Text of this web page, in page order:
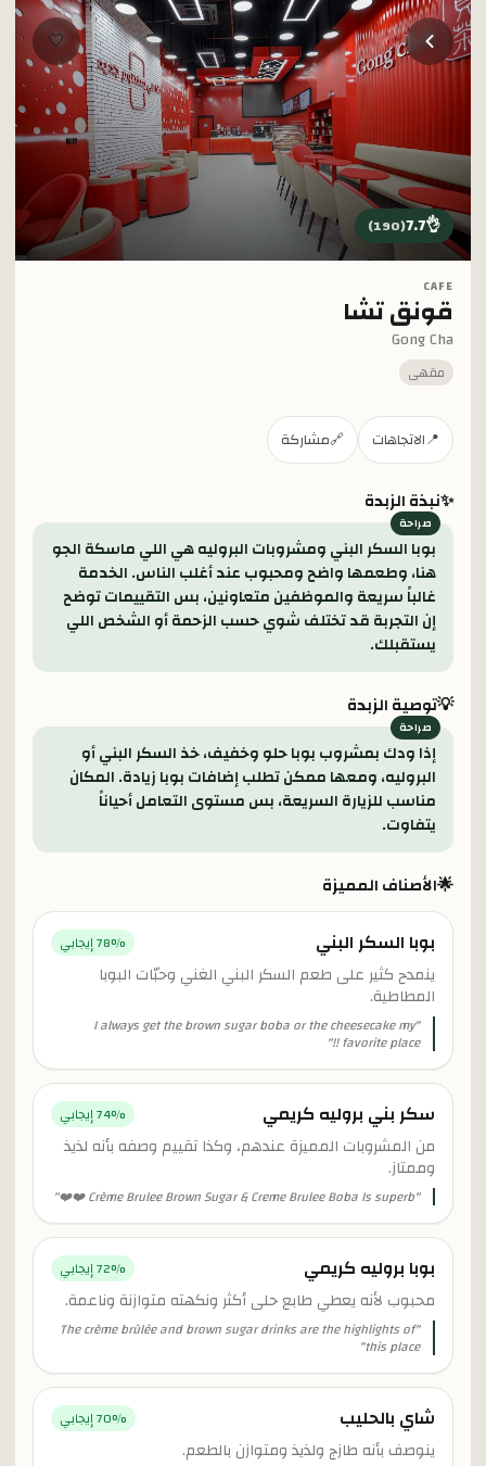
تخطي إلى المحتوى الرئيسي
🤍
👌
7.7
(
190
)
CAFE
قونق تشا
Gong Cha
مقهى
📍الاتجاهات 🔗مشاركة
✨نبذة الزبدة
بوبا السكر البني ومشروبات البروليه هي اللي ماسكة الجو
هنا، وطعمها واضح ومحبوب عند أغلب الناس. الخدمة
غالباً سريعة والموظفين متعاونين، بس التقييمات توضح
إن التجربة قد تختلف شوي حسب الزحمة أو الشخص اللي
يستقبلك.
💡توصية الزبدة
إذا ودك بمشروب بوبا حلو وخفيف، خذ السكر البني أو
البروليه، ومعها ممكن تطلب إضافات بوبا زيادة. المكان
مناسب للزيارة السريعة، بس مستوى التعامل أحياناً
يتفاوت.
🌟الأصناف المميزة
بوبا السكر البني 78% إيجابي
ينمدح كثير على طعم السكر البني الغني وحبّات البوبا
المطاطية.
"
I always get the brown sugar boba or the cheesecake my
favorite place !!
"
سكر بني بروليه كريمي 74% إيجابي
من المشروبات المميزة عندهم، وكذا تقييم وصفه بأنه لذيذ
وممتاز.
"
Crème Brulee Brown Sugar & Creme Brulee Boba Is superb ❤️❤️
"
بوبا بروليه كريمي 72% إيجابي
محبوب لأنه يعطي طابع حلى أكثر ونكهته متوازنة وناعمة.
"
The crème brûlée and brown sugar drinks are the highlights of
this place
"
شاي بالحليب 70% إيجابي
ينوصف بأنه طازج ولذيذ ومتوازن بالطعم.